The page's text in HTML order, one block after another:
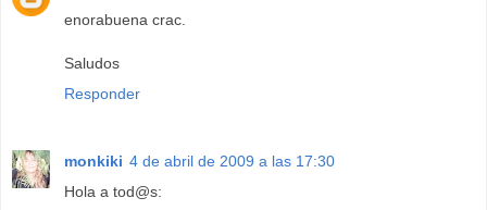
enorabuena crac.
Saludos
Responder
monkiki 4 de abril de 2009 a las 17:30
Hola a tod@s: